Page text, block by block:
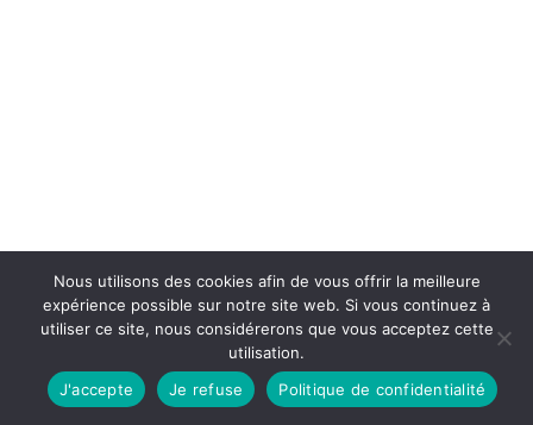
Nous utilisons des cookies afin de vous offrir la meilleure
expérience possible sur notre site web. Si vous continuez à
utiliser ce site, nous considérerons que vous acceptez cette
utilisation.
J'accepte
Je refuse Politique de confidentialité